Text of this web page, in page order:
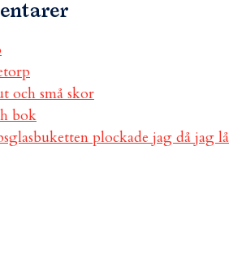
och små skor
bok
plockade jag då